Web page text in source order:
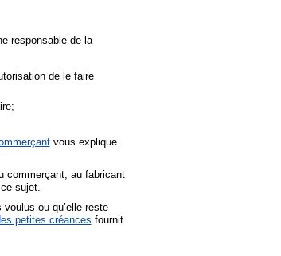
responsable de la
de le faire
vous explique
commerçant, au fabricant
sujet.
ou qu’elle reste
petites créances fournit